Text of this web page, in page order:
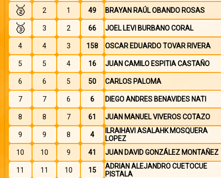
🥈 2 1 49 BRAYAN RAÚL OBANDO ROSAS
🥉 3 2 66 JOEL LEVI BURBANO CORAL
4 4 3 158 OSCAR EDUARDO TOVAR RIVERA
5 5 4 16 JUAN CAMILO ESPITIA CASTAÑO
6 6 5 50 CARLOS PALOMA
7 7 6 6 DIEGO ANDRES BENAVIDES NATI
8 8 7 61 JUAN MANUEL VIVEROS COTAZO
9 9 8 4
ILRAIHAVI ASALAHK MOSQUERA
LOPEZ
10
10 9 41 JUAN DAVID GONZÁLEZ MONTAÑEZ
11 11 10 15
ADRIAN ALEJANDRO CUETOCUE
PISTALA